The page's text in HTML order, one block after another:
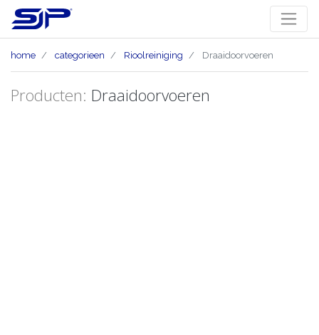
home categorieen Rioolreiniging Draaidoorvoeren
Producten: Draaidoorvoeren